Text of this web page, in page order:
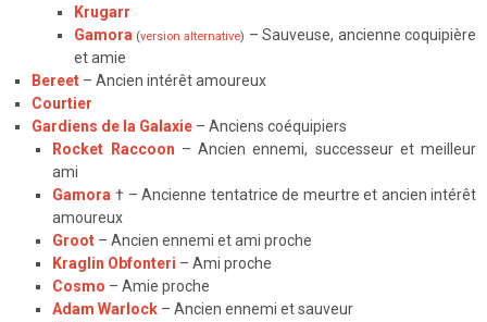
Krugarr
Gamora (version alternative) – Sauveuse, ancienne coquipière
et amie
Bereet – Ancien intérêt amoureux
Courtier
Gardiens de la Galaxie – Anciens coéquipiers
Rocket Raccoon – Ancien ennemi, successeur et meilleur
ami
Gamora † – Ancienne tentatrice de meurtre et ancien intérêt
amoureux
Groot – Ancien ennemi et ami proche
Kraglin Obfonteri – Ami proche
Cosmo – Amie proche
Adam Warlock – Ancien ennemi et sauveur